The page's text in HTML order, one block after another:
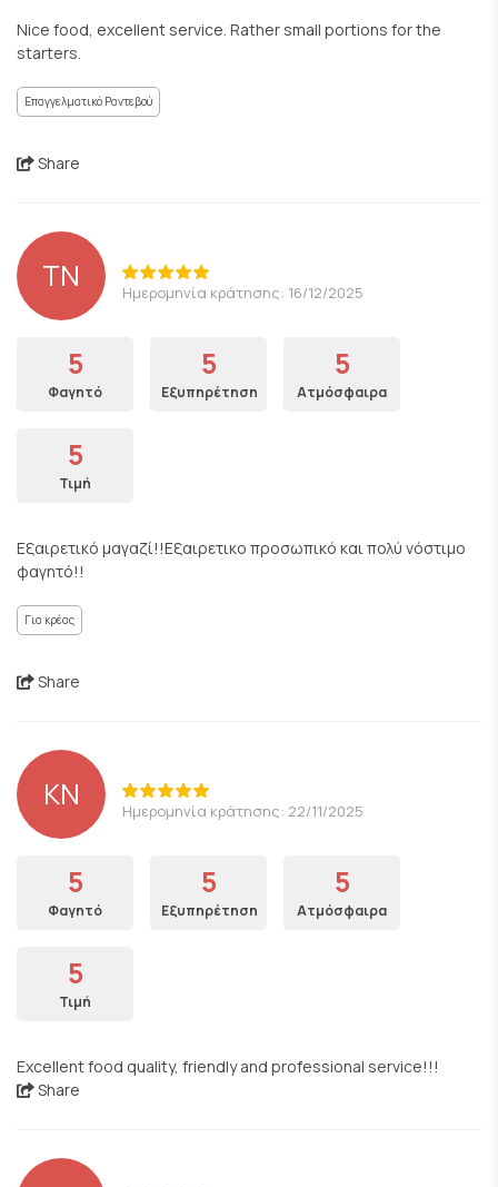
Nice food, excellent service. Rather small portions for the
starters.
Επαγγελματικό Ραντεβού
Share
TN Ημερομηνία κράτησης: 16/12/2025
5
Φαγητό
5
Εξυπηρέτηση
5
Ατμόσφαιρα
5
Τιμή
Εξαιρετικό μαγαζί!!Εξαιρετικο προσωπικό και πολύ νόστιμο
φαγητό!!
Για κρέας
Share
KN Ημερομηνία κράτησης: 22/11/2025
5
Φαγητό
5
Εξυπηρέτηση
5
Ατμόσφαιρα
5
Τιμή
Excellent food quality, friendly and professional service!!!
Share